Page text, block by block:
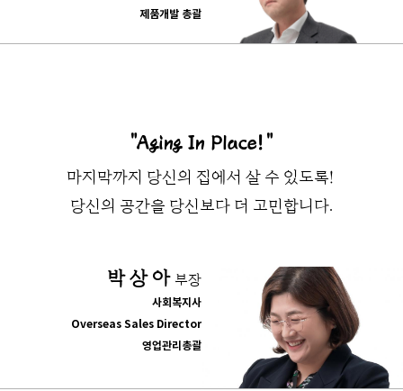
제품개발 총괄
"Aging In Place!"
마지막까지 당신의 집에서 살 수 있도록!
당신의 공간을 당신보다 더 고민합니다.
박 상 아 부장
사회복지사
Overseas Sales Director
영업관리총괄